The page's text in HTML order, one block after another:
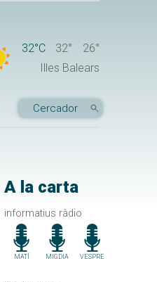
32°C 32°
26°
Illes Balears
A la carta
informatius ràdio
MATÍ MIGDIA VESPRE